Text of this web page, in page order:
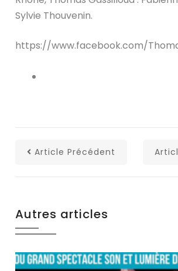
Sylvie Thouvenin.
https://www.facebook.com/
Article Précédent
Autres articles